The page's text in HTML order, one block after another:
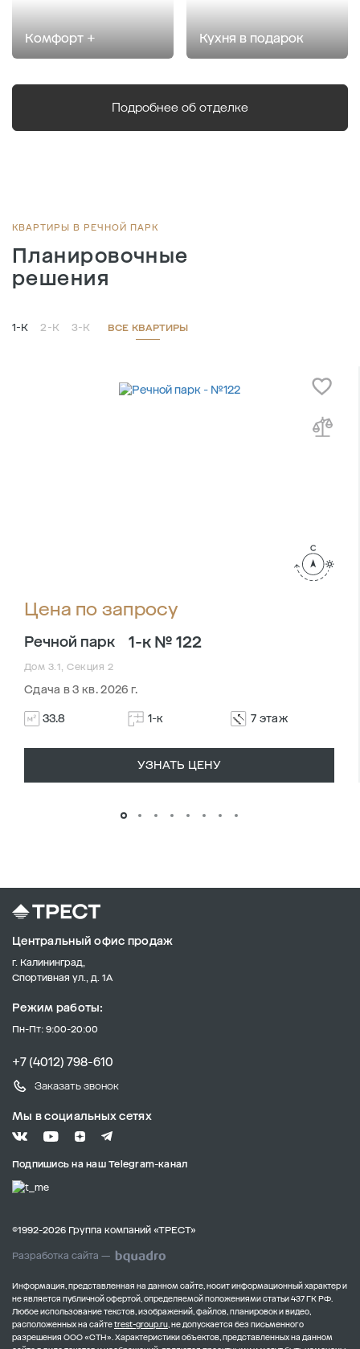
Комфорт + Кухня в подарок
Подробнее об отделке
КВАРТИРЫ В РЕЧНОЙ ПАРК
Планировочные
решения
1-К 2-К 3-К ВСЕ КВАРТИРЫ
Цена по запросу
Речной парк 1-к № 122
Дом 3.1, Секция 2
Сдача в 3 кв. 2026 г.
33.8 1-к 7 этаж
УЗНАТЬ ЦЕНУ
Центральный офис продаж
г. Калининград,
Спортивная ул., д. 1А
Режим работы:
Пн-Пт: 9:00-20:00
+7 (4012) 798-610
Заказать звонок
Мы в социальных сетях
Подпишись на наш Telegram-канал
©1992-2026 Группа компаний «ТРЕСТ»
Разработка сайта —
Информация, представленная на данном сайте, носит информационный характер и
не является публичной офертой, определяемой положениями статьи 437 ГК РФ.
Любое использование текстов, изображений, файлов, планировок и видео,
расположенных на сайтеtrest-group.ru, не допускается без письменного
разрешения ООО «СТН».Характеристики объектов, представленных на данном